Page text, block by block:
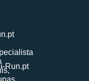
i-Run.pt